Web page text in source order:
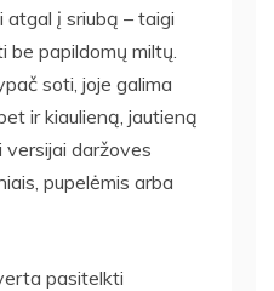
į sriubą – taigi
papildomų miltų.
soti, joje galima
ir kiaulieną, jautieną
daržoves
pupelėmis arba
pasitelkti